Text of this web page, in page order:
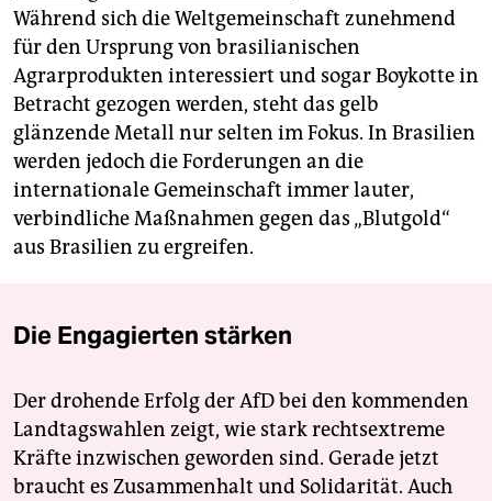
Während sich die Weltgemeinschaft zunehmend
für den Ursprung von brasilianischen
Agrarprodukten interessiert und sogar Boykotte in
Betracht gezogen werden, steht das gelb
glänzende Metall nur selten im Fokus. In Brasilien
werden jedoch die Forderungen an die
internationale Gemeinschaft immer lauter,
verbindliche Maßnahmen gegen das „Blutgold“
aus Brasilien zu ergreifen.
Die Engagierten stärken
Der drohende Erfolg der AfD bei den kommenden
Landtagswahlen zeigt, wie stark rechtsextreme
Kräfte inzwischen geworden sind. Gerade jetzt
braucht es Zusammenhalt und Solidarität. Auch